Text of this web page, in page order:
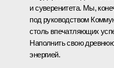
и суверенитета. Мы,
под руководством
столь впечатляющих
Наполнить свою
энергией.